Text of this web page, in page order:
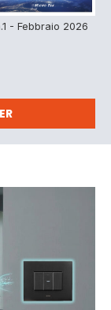
- Febbraio 2026